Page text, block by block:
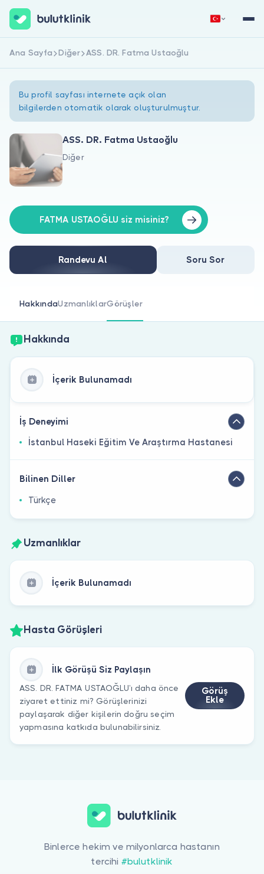
Hakkımızda
Doktorlar için
Doktor musunuz?
Hemen Kaydol Giriş Yap
Ana Sayfa Diğer ASS. DR. Fatma Ustaoğlu
Bu profil sayfası internete açık olan
bilgilerden otomatik olarak oluşturulmuştur.
ASS. DR. Fatma Ustaoğlu
Diğer
FATMA USTAOĞLU siz misiniz?
Randevu Al Soru Sor
HakkındaUzmanlıklarGörüşler
Hakkında
İçerik Bulunamadı
İş Deneyimi
İstanbul Haseki Eğitim Ve Araştırma Hastanesi
Bilinen Diller
Türkçe
Uzmanlıklar
İçerik Bulunamadı
Hasta Görüşleri
İlk Görüşü Siz Paylaşın
ASS. DR. FATMA USTAOĞLU’ı daha önce
ziyaret ettiniz mi? Görüşlerinizi
paylaşarak diğer kişilerin doğru seçim
yapmasına katkıda bulunabilirsiniz.
Görüş
Ekle
Binlerce hekim ve milyonlarca hastanın
tercihi #bulutklinik